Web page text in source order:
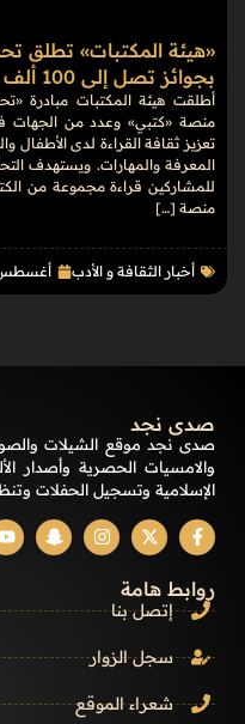
بجوائز تصل إلى 100 ألف ريال
منصة «كتبي» وعدد من الجهات
تعزيز ثقافة القراءة لدى الأطفال
للمشاركين قراءة مجموعة من
منصة […]
أخبار الثقافة و الأدب أغسطس 4,
صدى نجد
صدى نجد موقع الشيلات
والامسيات الحصرية وأصدار
الإسلامية وتسجيل الحفلات
روابط هامة
إتصل بنا
سجل الزوار
شعراء الموقع